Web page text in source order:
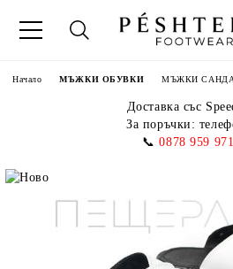
Начало МЪЖКИ ОБУВКИ МЪЖКИ
Доставка със
За поръчки:
📞 0878 959 971